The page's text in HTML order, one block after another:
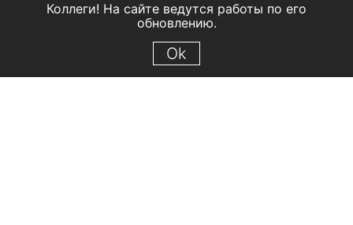
Коллеги! На сайте ведутся работы по его
обновлению.
Ok